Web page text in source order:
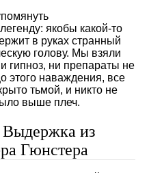
якобы какой-то
в руках странный
голову. Мы взяли
гипноз, ни препараты не
этого наваждения, все
тьмой, и никто не
выше плеч.
Выдержка из
Гюнстера